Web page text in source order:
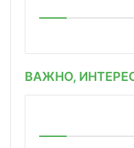
ВАЖНО,